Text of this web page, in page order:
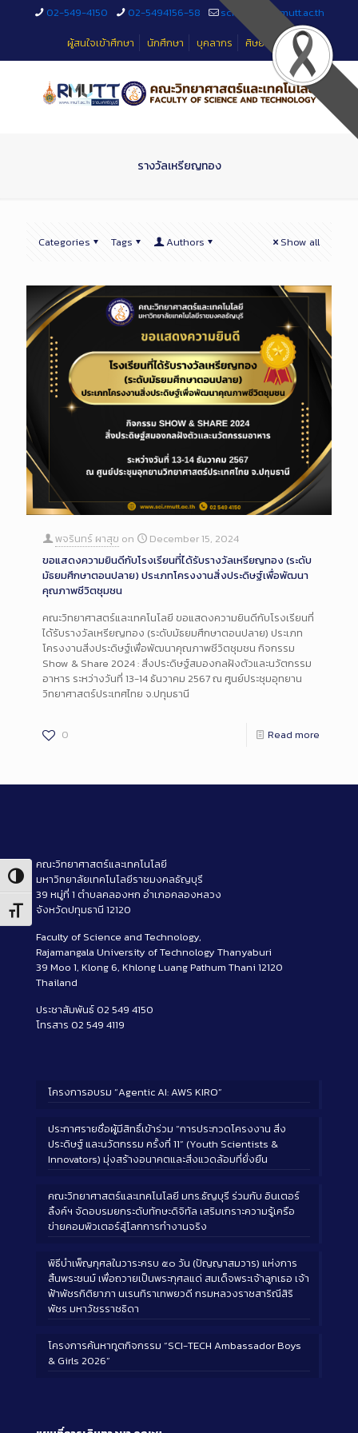
Toggle High Contrast
Toggle Font size
02-549-4150 02-5494156-58
sciteched@rmutt.ac.th
ผู้สนใจเข้าศึกษา
นักศึกษา บุคลากร ศิษย์เก่า
รางวัลเหรียญทอง
Categories Tags Authors Show all
พจรินทร์ ผาสุข on
December 15, 2024
ขอแสดงความยินดีกับโรงเรียนที่ได้รับรางวัลเหรียญทอง (ระดับ
มัธยมศึกษาตอนปลาย) ประเภทโครงงานสิ่งประดิษฐ์เพื่อพัฒนา
คุณภาพชีวิตชุมชน
คณะวิทยาศาสตร์และเทคโนโลยี ขอแสดงความยินดีกับโรงเรียนที่
ได้รับรางวัลเหรียญทอง (ระดับมัธยมศึกษาตอนปลาย) ประเภท
โครงงานสิ่งประดิษฐ์เพื่อพัฒนาคุณภาพชีวิตชุมชน กิจกรรม
Show & Share 2024 : สิ่งประดิษฐ์สมองกลฝังตัวและนวัตกรรม
อาหาร ระหว่างวันที่ 13-14 ธันวาคม 2567 ณ ศูนย์ประชุมอุทยาน
วิทยาศาสตร์ประเทศไทย จ.ปทุมธานี
0 Read more
คณะวิทยาศาสตร์และเทคโนโลยี
มหาวิทยาลัยเทคโนโลยีราชมงคลธัญบุรี
39 หมู่ที่ 1 ตำบลคลองหก อำเภอคลองหลวง
จังหวัดปทุมธานี 12120
Faculty of Science and Technology,
Rajamangala University of Technology Thanyaburi
39 Moo 1, Klong 6, Khlong Luang Pathum Thani 12120
Thailand
ประชาสัมพันธ์ 02 549 4150
โทรสาร 02 549 4119
โครงการอบรม “Agentic AI: AWS KIRO”
ประกาศรายชื่อผู้มีสิทธิ์เข้าร่วม “การประกวดโครงงาน สิ่ง
ประดิษฐ์ และนวัตกรรม ครั้งที่ 11” (Youth Scientists &
Innovators) มุ่งสร้างอนาคตและสิ่งแวดล้อมที่ยั่งยืน
คณะวิทยาศาสตร์และเทคโนโลยี มทร.ธัญบุรี ร่วมกับ อินเตอร์
ลิ้งค์ฯ จัดอบรมยกระดับทักษะดิจิทัล เสริมเกราะความรู้เครือ
ข่ายคอมพิวเตอร์สู่โลกการทำงานจริง
พิธีบำเพ็ญกุศลในวาระครบ ๕๐ วัน (ปัญญาสมวาร) แห่งการ
สิ้นพระชนม์ เพื่อถวายเป็นพระกุศลแด่ สมเด็จพระเจ้าลูกเธอ เจ้า
ฟ้าพัชรกิติยาภา นเรนทิราเทพยวดี กรมหลวงราชสาริณีสิริ
พัชร มหาวัชรราชธิดา
โครงการค้นหาทูตกิจกรรม “SCI-TECH Ambassador Boys
& Girls 2026”